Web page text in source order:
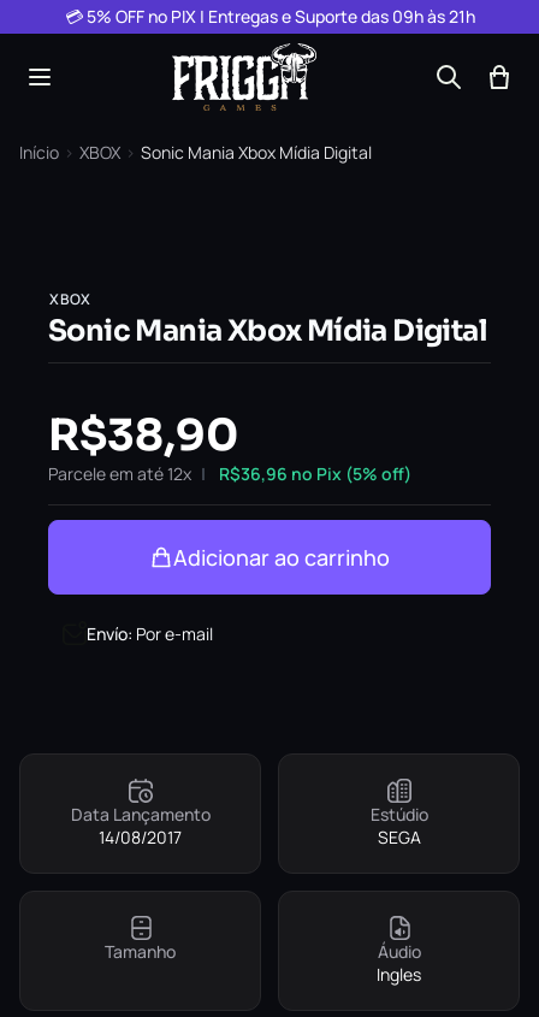
Pular para o conteúdo
💳 5% OFF no PIX | Entregas e Suporte das 09h às 21h
Início › XBOX › Sonic Mania Xbox Mídia Digital
XBOX
Sonic Mania Xbox Mídia Digital
R$38,90
Parcele em até 12x R$36,96 no Pix (5% off)
Adicionar ao carrinho
Envío: Por e-mail
Data Lançamento
14/08/2017
Estúdio
SEGA
Tamanho
Áudio
Ingles